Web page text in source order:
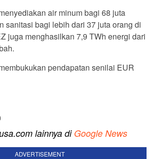
air minum bagi 68 juta
sanitasi bagi lebih dari 37 juta orang di
juga menghasilkan 7,9 TWh energi dari
pendapatan senilai EUR
lainnya di Google News
ADVERTISEMENT